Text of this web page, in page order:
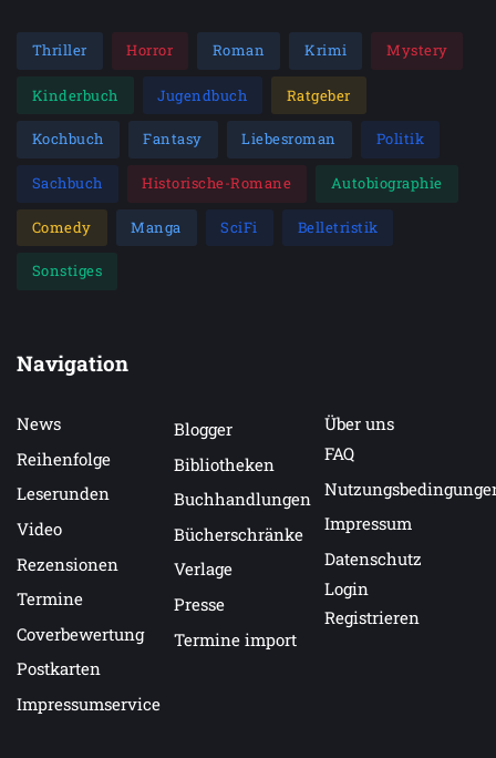
Thriller Horror Roman Krimi Mystery
Kinderbuch Jugendbuch Ratgeber
Kochbuch Fantasy Liebesroman Politik
Sachbuch Historische-Romane Autobiographie
Comedy Manga SciFi Belletristik
Sonstiges
Navigation
News
Reihenfolge
Leserunden
Video
Rezensionen
Termine
Coverbewertung
Postkarten
Impressumservice
Blogger
Bibliotheken
Buchhandlungen
Bücherschränke
Verlage
Presse
Termine import
Über uns
FAQ
Impressum
Datenschutz
Login
Registrieren